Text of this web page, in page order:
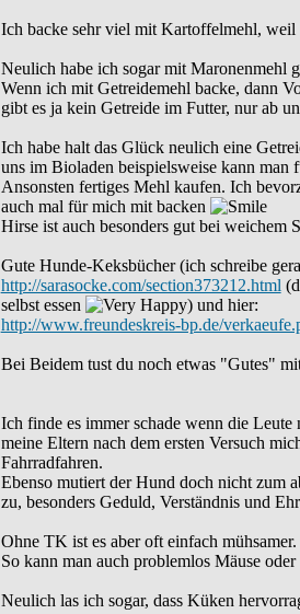
Ich backe sehr viel mit Kartoffelmehl, weil
Neulich habe ich sogar mit Maronenmehl
Wenn ich mit Getreidemehl backe, dann
gibt es ja kein Getreide im Futter, nur ab
Ich habe halt das Glück neulich eine
uns im Bioladen beispielsweise kann man
Ansonsten fertiges Mehl kaufen. Ich
auch mal für mich mit backen
Hirse ist auch besonders gut bei weichem
Gute Hunde-Keksbücher (ich schreibe
http://sarasocke.com/section373212.html
selbst essen
) und hier:
http://www.freundeskreis-bp.de/
Bei Beidem tust du noch etwas "Gutes"
Ich finde es immer schade wenn die Leute
meine Eltern nach dem ersten Versuch
Fahrradfahren.
Ebenso mutiert der Hund doch nicht zum
zu, besonders Geduld, Verständnis und
Ohne TK ist es aber oft einfach
So kann man auch problemlos Mäuse
Neulich las ich sogar, dass Küken